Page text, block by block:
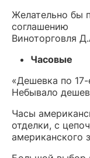
Желательно бы
соглашению
Виноторговля
Часовые
«Дешевка по 17-
Небывало
Часы
отделки, с
американского